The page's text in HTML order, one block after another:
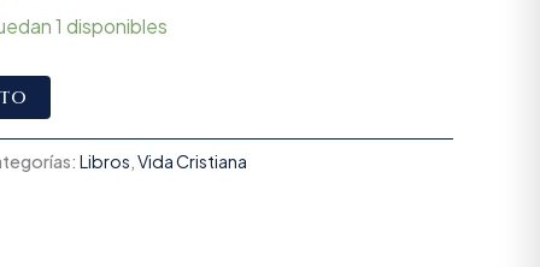
1 disponibles
Libros,Vida Cristiana